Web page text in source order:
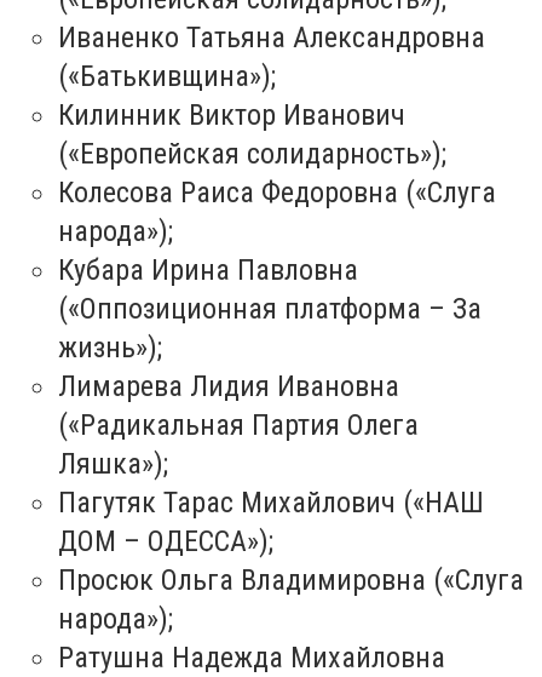
Иваненко Татьяна Александровна
(«Батькивщина»);
Килинник Виктор Иванович
(«Европейская солидарность»);
Колесова Раиса Федоровна («Слуга
народа»);
Кубара Ирина Павловна
(«Оппозиционная платформа – За
жизнь»);
Лимарева Лидия Ивановна
(«Радикальная Партия Олега
Ляшка»);
Пагутяк Тарас Михайлович («НАШ
ДОМ – ОДЕССА»);
Просюк Ольга Владимировна («Слуга
народа»);
Ратушна Надежда Михайловна